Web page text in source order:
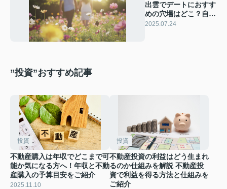
出雲でデートにおすす
めの穴場はどこ？自然
やカフェ巡りも楽しめ
2025.07.24
”投資”おすすめ記事
投資
不動産購入は年収でどこまで可
能か気になる方へ！年収と不動
産購入の予算目安をご紹介
2025.11.10
投資
不動産投資の利益はどう生まれ
るのか仕組みを解説 不動産投
資で利益を得る方法と仕組みを
ご紹介